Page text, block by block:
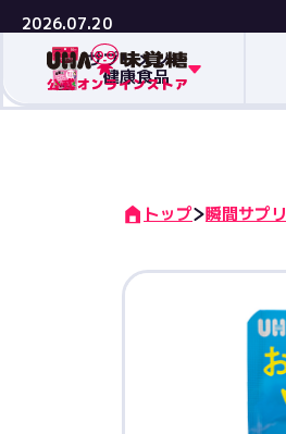
2026.07.20
サプリメント
健康食品
トップ 瞬間サプリ